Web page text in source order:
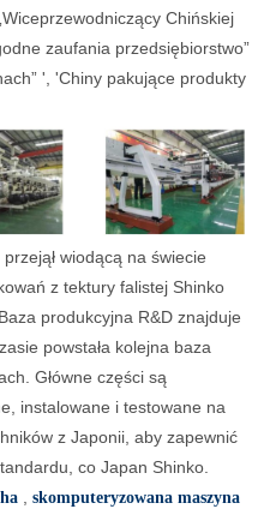
Chińskiej
zaufania przedsiębiorstwo”
', 'Chiny pakujące produkty
wiodącą na świecie
z tektury falistej Shinko
produkcyjna R&D znajduje
powstała kolejna baza
Główne części są
instalowane i testowane na
z Japonii, aby zapewnić
co Japan Shinko.
skomputeryzowana maszyna